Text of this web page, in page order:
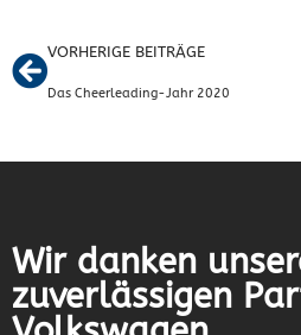
VORHERIGE BEITRÄGE
Das Cheerleading-Jahr 2020
Wir danken
zuverlässigen